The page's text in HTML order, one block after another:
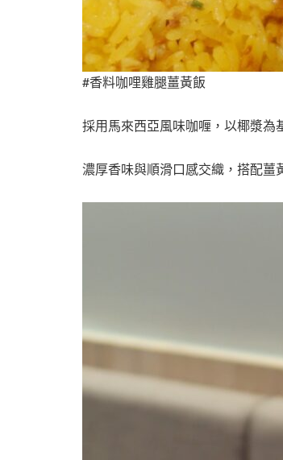
#香料咖哩雞腿薑黃飯
採用馬來西亞風味咖喱，以椰漿
濃厚香味與順滑口感交織，搭配